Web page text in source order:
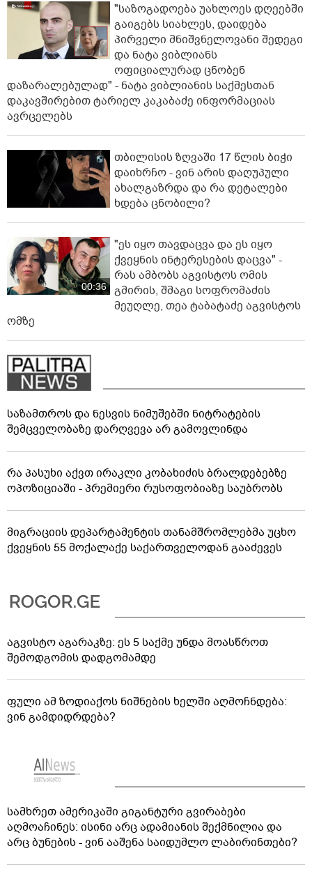
"საზოგადოება უახლოეს დღეებში
გაიგებს სიახლეს, დაიდება
პირველი მნიშვნელოვანი შედეგი
და ნატა ვიბლიანს
ოფიციალურად ცნობენ
დაზარალებულად" - ნატა ვიბლიანის საქმესთან
დაკავშირებით ტარიელ კაკაბაძე ინფორმაციას
ავრცელებს
თბილისის ზღვაში 17 წლის ბიჭი
დაიხრჩო - ვინ არის დაღუპული
ახალგაზრდა და რა დეტალები
ხდება ცნობილი?
00:36
"ეს იყო თავდაცვა და ეს იყო
ქვეყნის ინტერესების დაცვა" -
რას ამბობს აგვისტოს ომის
გმირის, შმაგი სოფრომაძის
მეუღლე, თეა ტაბატაძე აგვისტოს
ომზე
საზამთროს და ნესვის ნიმუშებში ნიტრატების
შემცველობაზე დარღვევა არ გამოვლინდა
რა პასუხი აქვთ ირაკლი კობახიძის ბრალდებებზე
ოპოზიციაში - პრემიერი რუსოფობიაზე საუბრობს
მიგრაციის დეპარტამენტის თანამშრომლებმა უცხო
ქვეყნის 55 მოქალაქე საქართველოდან გააძევეს
აგვისტო აგარაკზე: ეს 5 საქმე უნდა მოასწროთ
შემოდგომის დადგომამდე
ფული ამ ზოდიაქოს ნიშნების ხელში აღმოჩნდება:
ვინ გამდიდრდება?
სამხრეთ ამერიკაში გიგანტური გვირაბები
აღმოაჩინეს: ისინი არც ადამიანის შექმნილია და
არც ბუნების - ვინ ააშენა საიდუმლო ლაბირინთები?